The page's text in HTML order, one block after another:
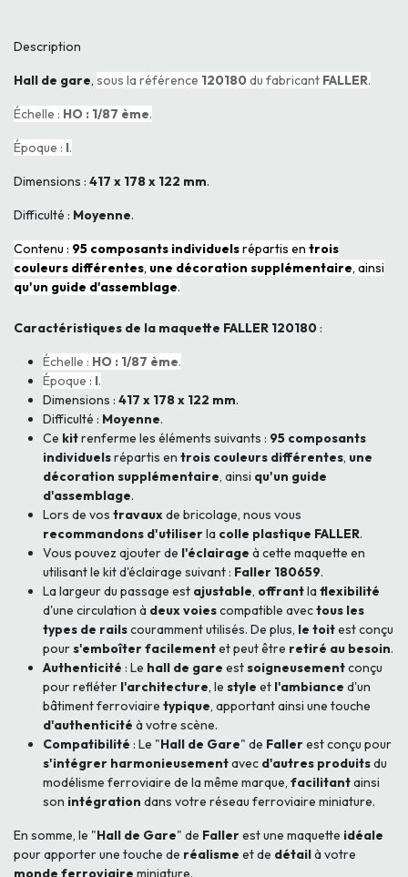
Description
Hall de gare, sous la référence 120180 du fabricant FALLER.
Échelle : HO : 1/87 ème.
Époque : I.
Dimensions : 417 x 178 x 122 mm.
Difficulté : Moyenne.
Contenu : 95 composants individuelsrépartis en trois
couleurs différentes, une décoration supplémentaire, ainsi
qu'un guide d'assemblage.
Caractéristiques de la maquette FALLER 120180 :
Échelle : HO : 1/87 ème.
Époque : I.
Dimensions : 417 x 178 x 122 mm.
Difficulté : Moyenne.
Ce kitrenferme les éléments suivants : 95 composants
individuelsrépartis en trois couleurs différentes, une
décoration supplémentaire, ainsi qu'un guide
d'assemblage.
Lors de vos travauxde bricolage, nous vous
recommandons d'utiliserla colle plastique FALLER.
Vous pouvez ajouter de l'éclairage à cette maquette en
utilisant le kit d'éclairage suivant : Faller 180659.
La largeur du passage est ajustable, offrantla flexibilité
d'une circulation à deux voiescompatible avectous les
types de railscouramment utilisés. De plus, le toitest conçu
pours'emboîter facilementet peut être retiré au besoin.
Authenticité : Le hall de gare estsoigneusementconçu
pour refléter l'architecture, le style et l'ambiance d'un
bâtiment ferroviaire typique, apportant ainsi une touche
d'authenticité à votre scène.
Compatibilité : Le "Hall de Gare" de Fallerest conçu pour
s'intégrer harmonieusementavec d'autres produitsdu
modélisme ferroviaire de la même marque, facilitantainsi
son intégration dans votre réseau ferroviaire miniature.
En somme, le "Hall de Gare" de Fallerest une maquette idéale
pour apporter une touche de réalisme et de détailà votre
monde ferroviaire miniature.